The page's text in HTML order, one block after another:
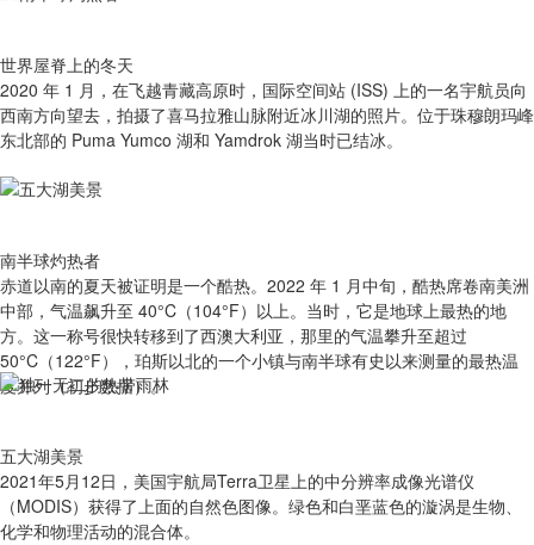
世界屋脊上的冬天
2020 年 1 月，在飞越青藏高原时，国际空间站 (ISS) 上的一名宇航员向
西南方向望去，拍摄了喜马拉雅山脉附近冰川湖的照片。位于珠穆朗玛峰
东北部的 Puma Yumco 湖和 Yamdrok 湖当时已结冰。
南半球灼热者
赤道以南的夏天被证明是一个酷热。2022 年 1 月中旬，酷热席卷南美洲
中部，气温飙升至 40°C（104°F）以上。当时，它是地球上最热的地
方。这一称号很快转移到了西澳大利亚，那里的气温攀升至超过
50°C（122°F），珀斯以北的一个小镇与南半球有史以来测量的最热温
度并列（初步数据）。
五大湖美景
2021年5月12日，美国宇航局Terra卫星上的中分辨率成像光谱仪
（MODIS）获得了上面的自然色图像。绿色和白垩蓝色的漩涡是生物、
化学和物理活动的混合体。